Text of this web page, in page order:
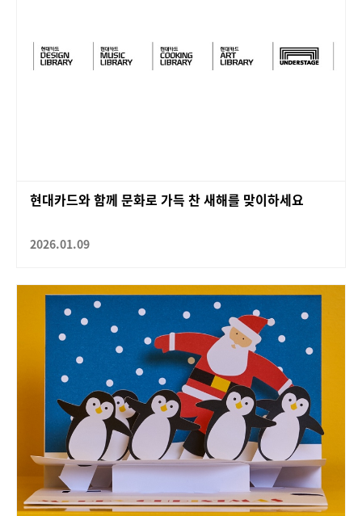
현대카드와 함께 문화로 가득 찬 새해를 맞이하세요
2026.01.09